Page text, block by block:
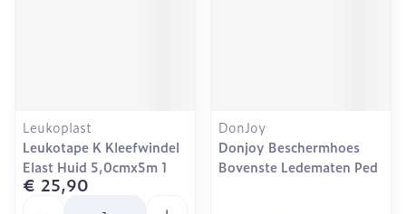
Leukoplast
Leukotape K Kleefwindel
Elast Huid 5,0cmx5m 1
€ 25,90
DonJoy
Donjoy Beschermhoes
Bovenste Ledematen Ped